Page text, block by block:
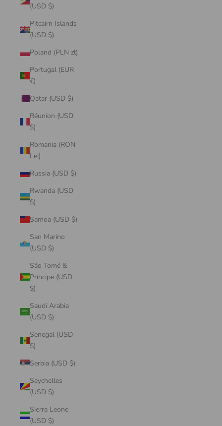
(USD $)
Pitcairn Islands
(USD $)
Poland (PLN zł)
Portugal (EUR
€)
Qatar (USD $)
Réunion (USD
$)
Romania (RON
Lei)
Russia (USD $)
Rwanda (USD
$)
Samoa (USD $)
San Marino
(USD $)
São Tomé &
Príncipe (USD
$)
Saudi Arabia
(USD $)
Senegal (USD
$)
Serbia (USD $)
Seychelles
(USD $)
Sierra Leone
(USD $)